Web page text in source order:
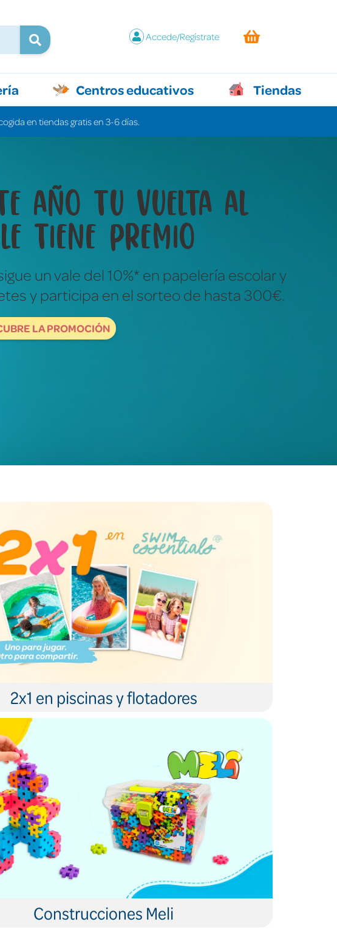
Accede/Regístrate
Centros educativos Tiendas
en tiendas gratis en 3-6 días.
y juegos que lo
todo sin decir ni
palabra
reales para descubrir y explorar el
de verdad.
2x1 en piscinas y flotadores
Construcciones Meli